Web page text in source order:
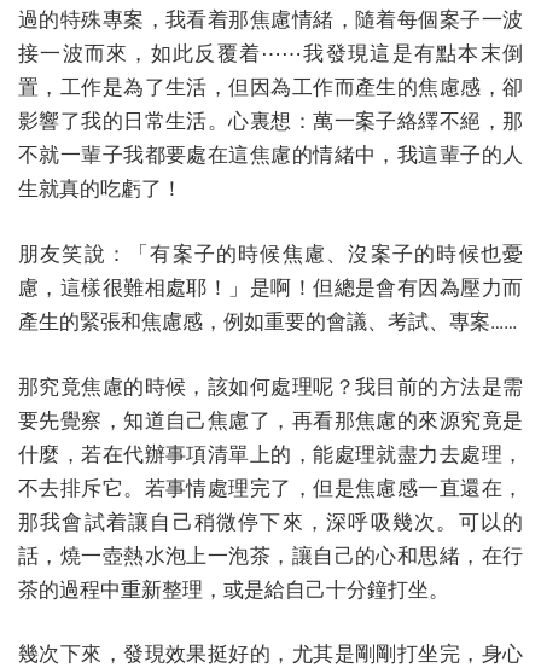
過的特殊專案，我看着那焦慮情緒，隨着每個案子一波
接一波而來，如此反覆着⋯⋯我發現這是有點本末倒
置，工作是為了生活，但因為工作而產生的焦慮感，卻
影響了我的日常生活。心裏想：萬一案子絡繹不絕，那
不就一輩子我都要處在這焦慮的情緒中，我這輩子的人
生就真的吃虧了！
朋友笑說：「有案子的時候焦慮、沒案子的時候也憂
慮，這樣很難相處耶！」是啊！但總是會有因為壓力而
產生的緊張和焦慮感，例如重要的會議、考試、專案……
那究竟焦慮的時候，該如何處理呢？我目前的方法是需
要先覺察，知道自己焦慮了，再看那焦慮的來源究竟是
什麼，若在代辦事項清單上的，能處理就盡力去處理，
不去排斥它。若事情處理完了，但是焦慮感一直還在，
那我會試着讓自己稍微停下來，深呼吸幾次。可以的
話，燒一壺熱水泡上一泡茶，讓自己的心和思緒，在行
茶的過程中重新整理，或是給自己十分鐘打坐。
幾次下來，發現效果挺好的，尤其是剛剛打坐完，身心